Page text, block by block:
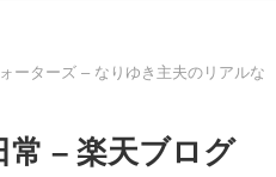
ーターズ – なりゆき主夫のリアルな
– 楽天ブログ